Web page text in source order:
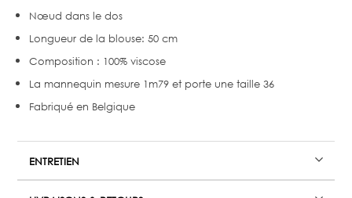
Nœud dans le dos
Longueur de la blouse: 50 cm
Composition : 100% viscose
La mannequin mesure 1m79 et porte une taille 36
Fabriqué en Belgique
ENTRETIEN